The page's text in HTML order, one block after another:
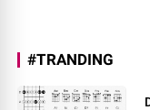
#TRANDING